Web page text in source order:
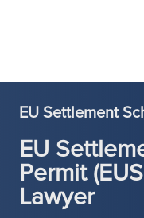
EU Settlement
EU
Permit
Lawyer